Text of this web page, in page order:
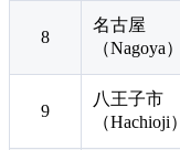
8
名古屋
（Nagoya）
9
八王子市
（Hachioji）